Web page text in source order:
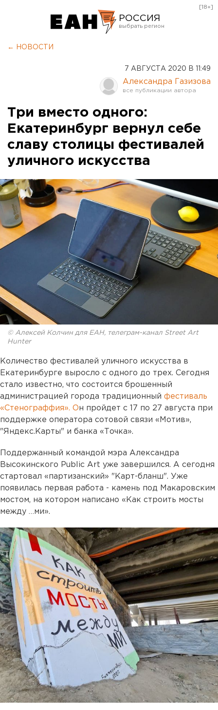
РОССИЯ
Оренбург
[18+]
← НОВОСТИ
7 АВГУСТА 2020 В 11:49
Александра Газизова
Три вместо одного:
Екатеринбург вернул себе
славу столицы фестивалей
уличного искусства
© Алексей Колчин для ЕАН, телеграм-канал Street Art
Hunter
Количество фестивалей уличного искусства в
Екатеринбурге выросло с одного до трех. Сегодня
стало известно, что состоится брошенный
администрацией города традиционный фестиваль
«Стенограффия». Он пройдет с 17 по 27 августа при
поддержке оператора сотовой связи «Мотив»,
"Яндекс.Карты" и банка «Точка».
Поддержанный командой мэра Александра
Высокинского Public Art уже завершился. А сегодня
стартовал «партизанский» "Карт-бланш". Уже
появилась первая работа - камень под Макаровским
мостом, на котором написано «Как строить мосты
между …ми».